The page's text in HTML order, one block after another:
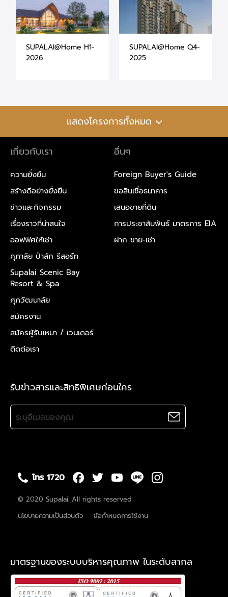
SUPALAI@Home H1-
2026
SUPALAI@Home Q4-
2025
แสดงโครงการทั้งหมด
เกี่ยวกับเรา
ความยั่งยืน
สร้างดีอย่างยั่งยืน
ข่าวและกิจกรรม
เรื่องราวที่น่าสนใจ
ออฟฟิศให้เช่า
ศุภาลัย ป่าสัก รีสอร์ท
Supalai Scenic Bay
Resort & Spa
ศุภวัฒนาลัย
สมัครงาน
สมัครผู้รับเหมา / เวนเดอร์
ติดต่อเรา
อื่นๆ
Foreign Buyer's Guide
ขอสินเชื่อธนาคาร
เสนอขายที่ดิน
การประชาสัมพันธ์ มาตรการ EIA
ฝาก ขาย-เช่า
รับข่าวสารและสิทธิพิเศษก่อนใคร
โทร 1720
© 2020 Supalai. All rights reserved
นโยบายความเป็นส่วนตัว
ข้อกำหนดการใช้งาน
มาตรฐานของระบบบริหารคุณภาพ ในระดับสากล